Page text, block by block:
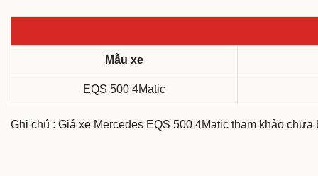
Mẫu xe
EQS 500 4Matic
Ghi chú : Giá xe Mercedes EQS 500 4Matic tham khảo